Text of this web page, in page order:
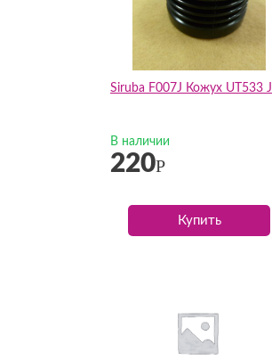
Siruba F007J Кожух UT533 J
В наличии
220Р
Купить